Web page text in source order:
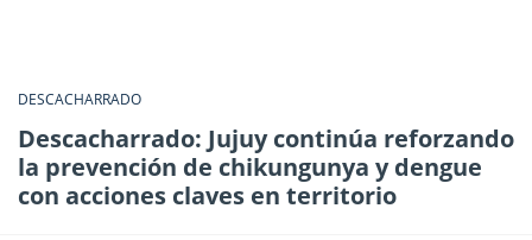
DESCACHARRADO
Descacharrado: Jujuy continúa reforzando
la prevención de chikungunya y dengue
con acciones claves en territorio